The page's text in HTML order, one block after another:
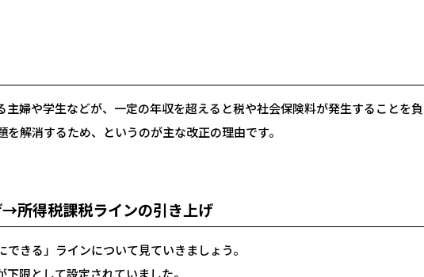
婦や学生などが、一定の年収を超えると税や社会保険料が発生することを負
解消するため、というのが主な改正の理由です。
所得税課税ラインの引き上げ
きる」ラインについて見ていきましょう。
限として設定されていました。